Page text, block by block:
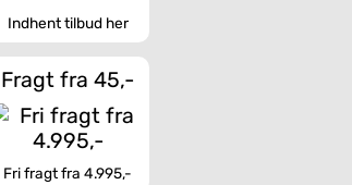
Indhent tilbud her
Fragt fra 45,-
Fri fragt fra 4.995,-